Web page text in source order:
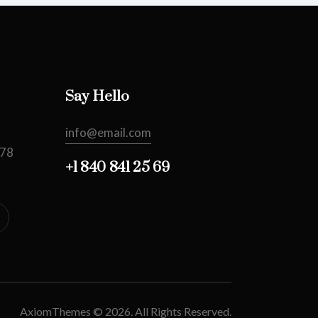
Say Hello
info@email.com
+1 840 841 25 69
AxiomThemes © 2026. All Rights Reserved.